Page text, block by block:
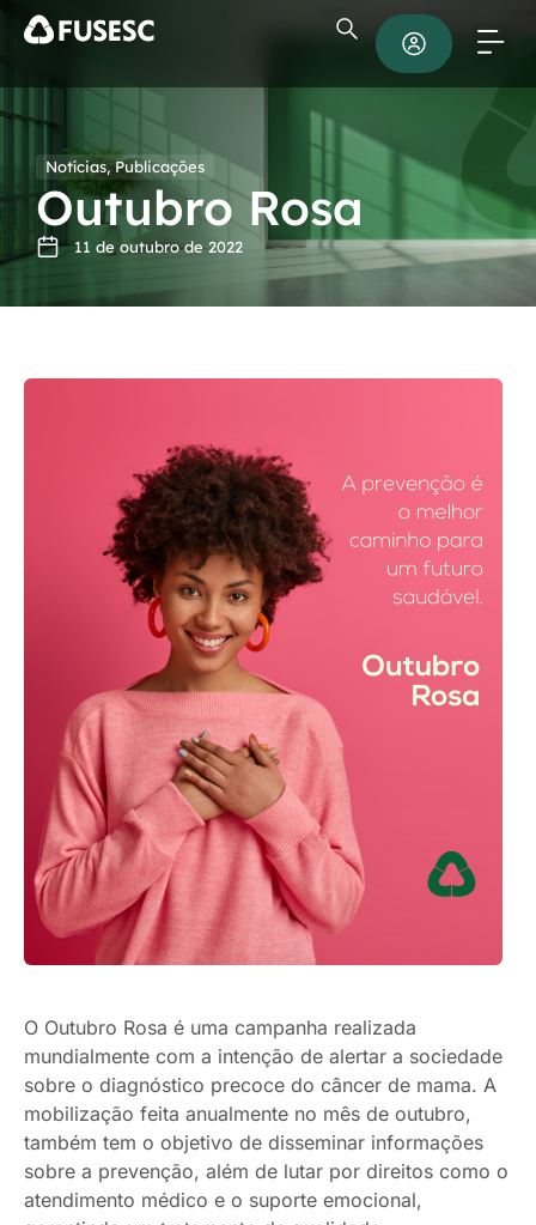
Notícias,Publicações
Outubro Rosa
11 de outubro de 2022
O Outubro Rosa é uma campanha realizada
mundialmente com a intenção de alertar a sociedade
sobre o diagnóstico precoce do câncer de mama. A
mobilização feita anualmente no mês de outubro,
também tem o objetivo de disseminar informações
sobre a prevenção, além de lutar por direitos como o
atendimento médico e o suporte emocional,